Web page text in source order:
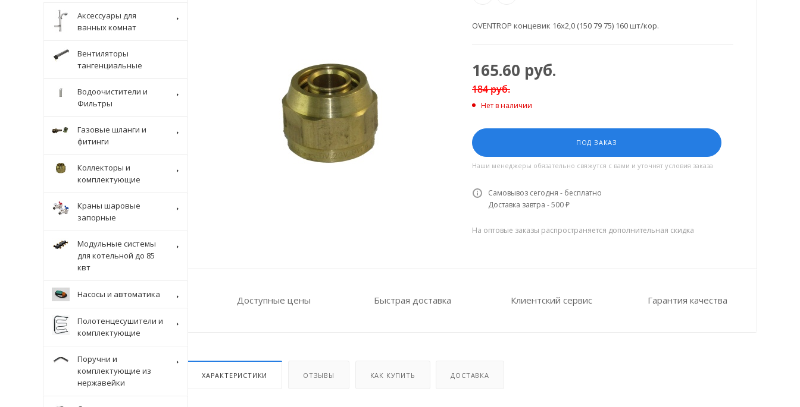
OVENTROP концевик 16х2,0 (150 79 75) 160 шт/кор.
165.60 руб.
184руб.
Нет в наличии
ПОД ЗАКАЗ
Наши менеджеры обязательно свяжутся с вами и уточнят условия заказа
Самовывоз сегодня - бесплатно
Доставка завтра - 500 ₽
На оптовые заказы распространяется дополнительная скидка
Доступные цены Быстрая доставка Клиентский сервис Гарантия качества
ХАРАКТЕРИСТИКИ ОТЗЫВЫ КАК КУПИТЬ ДОСТАВКА
Аксессуары для
ванных комнат
Вентиляторы
тангенциальные
Водоочистители и
Фильтры
Газовые шланги и
фитинги
Коллекторы и
комплектующие
Краны шаровые
запорные
Модульные системы
для котельной до 85
квт
Насосы и автоматика
Полотенцесушители и
комплектующие
Поручни и
комплектующие из
нержавейки